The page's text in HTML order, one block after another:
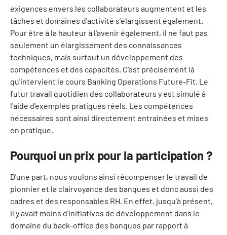
exigences envers les collaborateurs augmentent et les
tâches et domaines d'activité s'élargissent également.
Pour être à la hauteur à l'avenir également, il ne faut pas
seulement un élargissement des connaissances
techniques, mais surtout un développement des
compétences et des capacités. C'est précisément là
qu'intervient le cours Banking Operations Future-Fit. Le
futur travail quotidien des collaborateurs y est simulé à
l'aide d'exemples pratiques réels. Les compétences
nécessaires sont ainsi directement entraînées et mises
en pratique.
Pourquoi un prix pour la participation ?
D'une part, nous voulons ainsi récompenser le travail de
pionnier et la clairvoyance des banques et donc aussi des
cadres et des responsables RH. En effet, jusqu'à présent,
il y avait moins d'initiatives de développement dans le
domaine du back-office des banques par rapport à